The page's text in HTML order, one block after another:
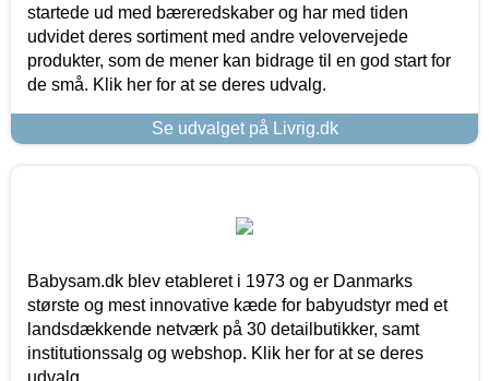
startede ud med bæreredskaber og har med tiden
udvidet deres sortiment med andre velovervejede
produkter, som de mener kan bidrage til en god start for
de små. Klik her for at se deres udvalg.
Se udvalget på Livrig.dk
Babysam.dk blev etableret i 1973 og er Danmarks
største og mest innovative kæde for babyudstyr med et
landsdækkende netværk på 30 detailbutikker, samt
institutionssalg og webshop. Klik her for at se deres
udvalg.